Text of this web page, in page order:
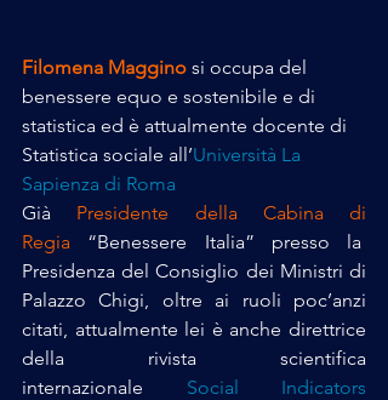
Filomena Maggino si occupa del
benessere equo e sostenibile e di
statistica ed è attualmente docente di
Statistica sociale all’Università La
Sapienza di Roma
Già Presidente della Cabina di
Regia “Benessere Italia” presso la
Presidenza del Consiglio dei Ministri di
Palazzo Chigi, oltre ai ruoli poc’anzi
citati, attualmente lei è anche direttrice
della rivista scientifica
internazionale Social Indicators